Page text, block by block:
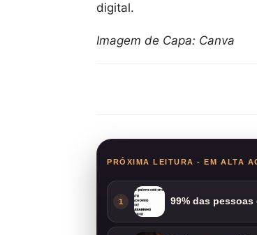
digital.
Imagem de Capa: Canva
PRÓXIMA LEITURA - EM ALTA
1 99% das pessoas